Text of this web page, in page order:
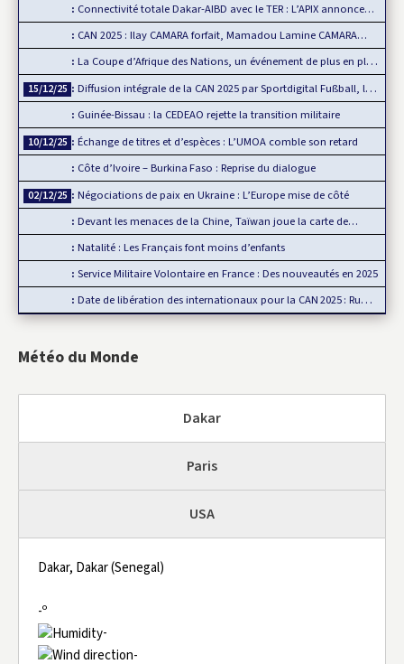
Connectivité totale Dakar-AIBD avec le TER : L’APIX annonce…
CAN 2025 : Ilay CAMARA forfait, Mamadou Lamine CAMARA…
La Coupe d’Afrique des Nations, un événement de plus en plus…
15/12/25
Diffusion intégrale de la CAN 2025 par Sportdigital Fußball, le…
Guinée-Bissau : la CEDEAO rejette la transition militaire
10/12/25
Échange de titres et d’espèces : L’UMOA comble son retard
Côte d’Ivoire – Burkina Faso : Reprise du dialogue
02/12/25
Négociations de paix en Ukraine : L’Europe mise de côté
Devant les menaces de la Chine, Taïwan joue la carte de…
Natalité : Les Français font moins d’enfants
Service Militaire Volontaire en France : Des nouveautés en 2025
Date de libération des internationaux pour la CAN 2025 : Rumeur ou…
Météo du Monde
Dakar
Paris
USA
Dakar, Dakar (Senegal)
-º
-
-